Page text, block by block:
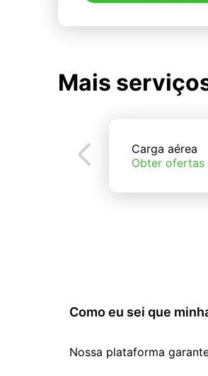
Mais
Carga aérea
Obter ofertas
Como eu sei que
Nossa plataforma